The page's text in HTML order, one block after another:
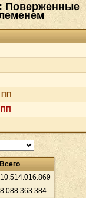
Поверженные
ПП
ПП
Всего
10.514.016.869
8.088.363.384